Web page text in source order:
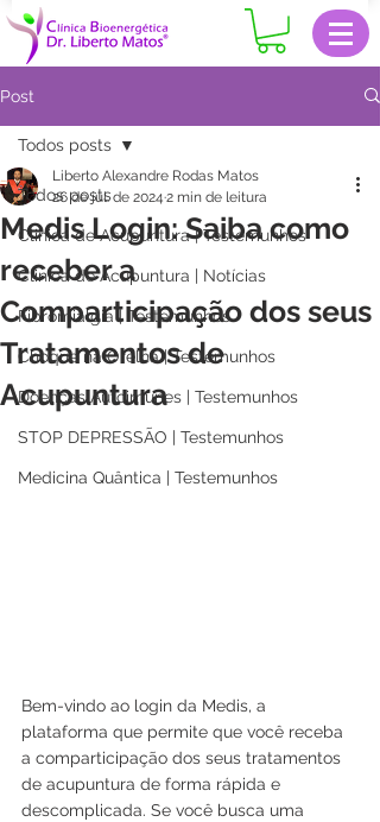
Post
Todos posts
Clinica de Acupuntura | Testemunhos
Clinica de Acupuntura | Notícias
Fibromialgia | Testemunhos
Choque na Orelha | Testemunhos
Doenças Autoimunes | Testemunhos
STOP DEPRESSÃO | Testemunhos
Medicina Quântica | Testemunhos
Todos posts
Medis Login: Saiba como
receber a
Comparticipação dos seus
Tratamentos de
Acupuntura
Liberto Alexandre Rodas Matos
26 de jul. de 2024 2 min de leitura
Bem-vindo ao login da Medis, a
plataforma que permite que você receba
a comparticipação dos seus tratamentos
de acupuntura de forma rápida e
descomplicada. Se você busca uma